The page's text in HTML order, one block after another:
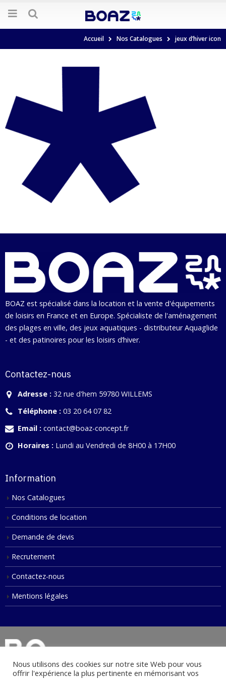
Accueil Nos Catalogues jeux d’hiver icon
BOAZ est spécialisé dans la location et la vente d'équipements
de loisirs en France et en Europe. Spécialiste de l'aménagement
des plages en ville, des jeux aquatiques - distributeur Aquaglide
- et des patinoires pour les loisirs d’hiver.
Contactez-nous
Adresse : 32 rue d'hem 59780 WILLEMS
Téléphone : 03 20 64 07 82
Email : contact@boaz-concept.fr
Horaires : Lundi au Vendredi de 8H00 à 17H00
Information
Nos Catalogues
Conditions de location
Demande de devis
Recrutement
Contactez-nous
Mentions légales
Nous utilisons des cookies sur notre site Web pour vous
offrir l'expérience la plus pertinente en mémorisant vos